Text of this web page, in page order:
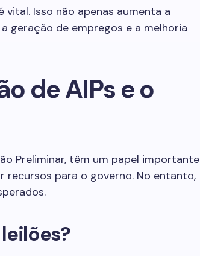
Isso não apenas aumenta a
geração de empregos e a melhoria
de AIPs e o
Preliminar, têm um papel importante
recursos para o governo. No entanto,